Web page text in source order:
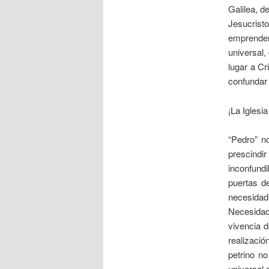
Galilea,
lugar a
¡La
“Pedro”
prescindir
puertas
vivencia
petrino